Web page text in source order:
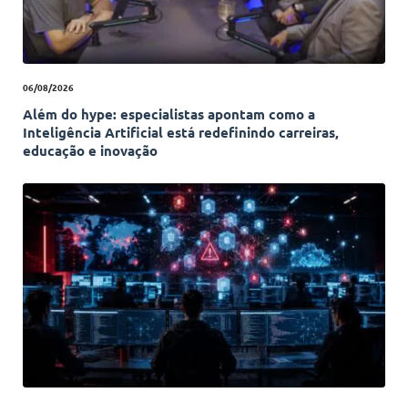
06/08/2026
Além do hype: especialistas apontam como a
Inteligência Artificial está redefinindo carreiras,
educação e inovação